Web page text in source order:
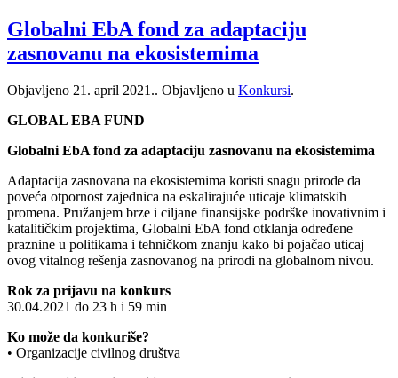
Globalni EbA fond za adaptaciju
zasnovanu na ekosistemima
Objavljeno 21. april 2021.. Objavljeno u Konkursi.
GLOBAL EBA FUND
Globalni EbA fond za adaptaciju zasnovanu na ekosistemima
Adaptacija zasnovana na ekosistemima koristi snagu prirode da
poveća otpornost zajednica na eskalirajuće uticaje klimatskih
promena. Pružanjem brze i ciljane finansijske podrške inovativnim i
katalitičkim projektima, Globalni EbA fond otklanja određene
praznine u politikama i tehničkom znanju kako bi pojačao uticaj
ovog vitalnog rešenja zasnovanog na prirodi na globalnom nivou.
Rok za prijavu na konkurs
30.04.2021 do 23 h i 59 min
Ko može da konkuriše?
• Organizacije civilnog društva